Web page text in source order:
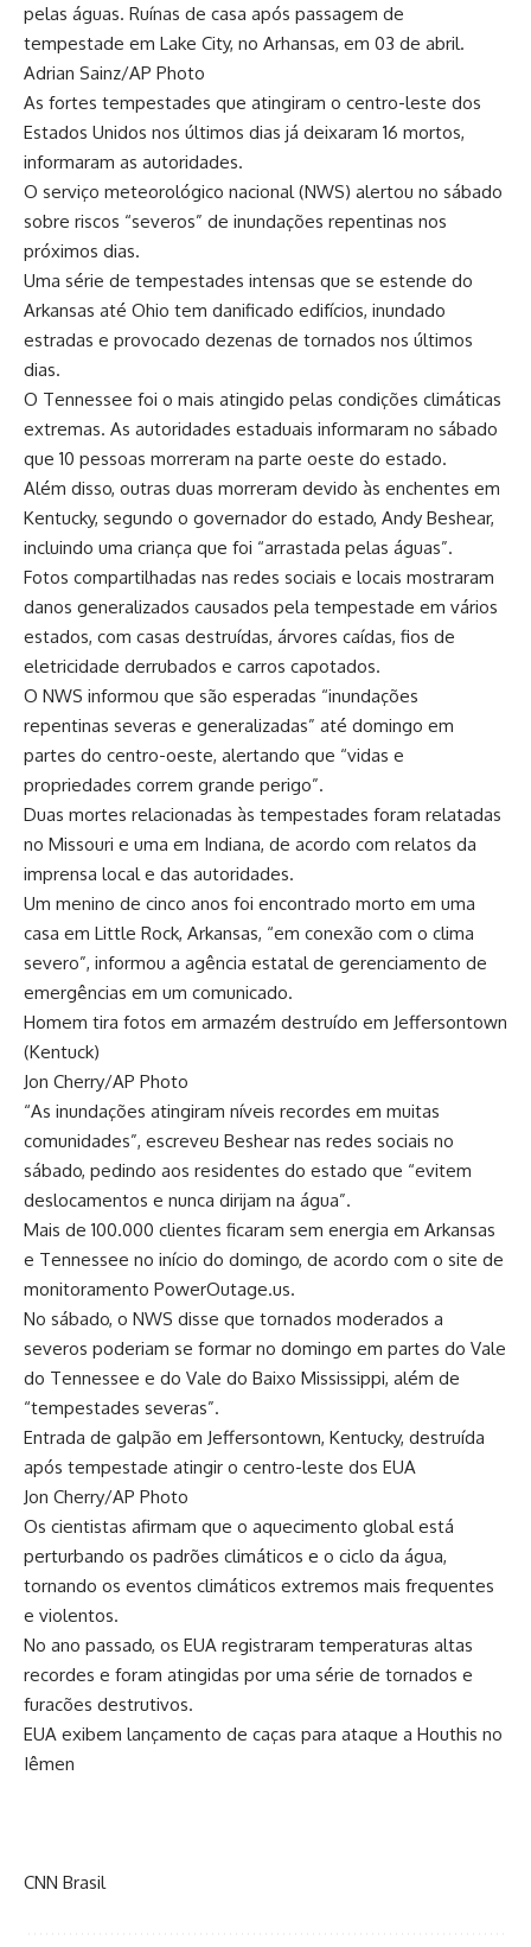
pelas águas. Ruínas de casa após passagem de
tempestade em Lake City, no Arhansas, em 03 de abril.
Adrian Sainz/AP Photo
As fortes tempestades que atingiram o centro-leste dos
Estados Unidos nos últimos dias já deixaram 16 mortos,
informaram as autoridades.
O serviço meteorológico nacional (NWS) alertou no sábado
sobre riscos “severos” de inundações repentinas nos
próximos dias.
Uma série de tempestades intensas que se estende do
Arkansas até Ohio tem danificado edifícios, inundado
estradas e provocado dezenas de tornados nos últimos
dias.
O Tennessee foi o mais atingido pelas condições climáticas
extremas. As autoridades estaduais informaram no sábado
que 10 pessoas morreram na parte oeste do estado.
Além disso, outras duas morreram devido às enchentes em
Kentucky, segundo o governador do estado, Andy Beshear,
incluindo uma criança que foi “arrastada pelas águas”.
Fotos compartilhadas nas redes sociais e locais mostraram
danos generalizados causados pela tempestade em vários
estados, com casas destruídas, árvores caídas, fios de
eletricidade derrubados e carros capotados.
O NWS informou que são esperadas “inundações
repentinas severas e generalizadas” até domingo em
partes do centro-oeste, alertando que “vidas e
propriedades correm grande perigo”.
Duas mortes relacionadas às tempestades foram relatadas
no Missouri e uma em Indiana, de acordo com relatos da
imprensa local e das autoridades.
Um menino de cinco anos foi encontrado morto em uma
casa em Little Rock, Arkansas, “em conexão com o clima
severo”, informou a agência estatal de gerenciamento de
emergências em um comunicado.
Homem tira fotos em armazém destruído em Jeffersontown
(Kentuck)
Jon Cherry/AP Photo
“As inundações atingiram níveis recordes em muitas
comunidades”, escreveu Beshear nas redes sociais no
sábado, pedindo aos residentes do estado que “evitem
deslocamentos e nunca dirijam na água”.
Mais de 100.000 clientes ficaram sem energia em Arkansas
e Tennessee no início do domingo, de acordo com o site de
monitoramento PowerOutage.us.
No sábado, o NWS disse que tornados moderados a
severos poderiam se formar no domingo em partes do Vale
do Tennessee e do Vale do Baixo Mississippi, além de
“tempestades severas”.
Entrada de galpão em Jeffersontown, Kentucky, destruída
após tempestade atingir o centro-leste dos EUA
Jon Cherry/AP Photo
Os cientistas afirmam que o aquecimento global está
perturbando os padrões climáticos e o ciclo da água,
tornando os eventos climáticos extremos mais frequentes
e violentos.
No ano passado, os EUA registraram temperaturas altas
recordes e foram atingidas por uma série de tornados e
furacões destrutivos.
EUA exibem lançamento de caças para ataque a Houthis no
Iêmen
CNN Brasil